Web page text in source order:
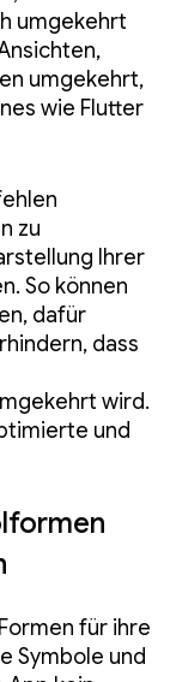
umgekehrt
umgekehrt,
wie Flutter
zu
Ihrer
So können
dafür
dass
wird.
und
für ihre
Symbole und